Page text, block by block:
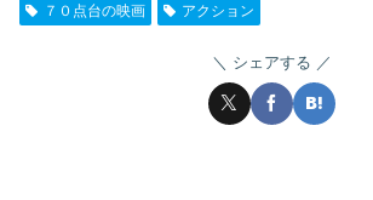
７０点台の映画 アクション
シェアする